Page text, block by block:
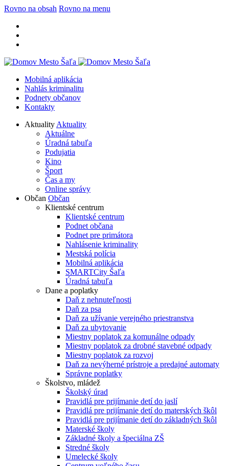
Rovno na obsah Rovno na menu
Mobilná aplikácia
Nahlás kriminalitu
Podnety občanov
Kontakty
Aktuality Aktuality
Aktuálne
Úradná tabuľa
Podujatia
Kino
Šport
Čas a my
Online správy
Občan Občan
Klientské centrum
Klientské centrum
Podnet občana
Podnet pre primátora
Nahlásenie kriminality
Mestská polícia
Mobilná aplikácia
SMARTCity Šaľa
Úradná tabuľa
Dane a poplatky
Daň z nehnuteľnosti
Daň za psa
Daň za užívanie verejného priestranstva
Daň za ubytovanie
Miestny poplatok za komunálne odpady
Miestny poplatok za drobné stavebné odpady
Miestny poplatok za rozvoj
Daň za nevýherné prístroje a predajné automaty
Správne poplatky
Školstvo, mládež
Školský úrad
Pravidlá pre prijímanie detí do jaslí
Pravidlá pre prijímanie detí do materských škôl
Pravidlá pre prijímanie detí do základných škôl
Materské školy
Základné školy a špeciálna ZŠ
Stredné školy
Umelecké školy